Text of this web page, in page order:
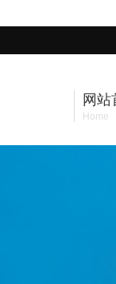
网站
Home